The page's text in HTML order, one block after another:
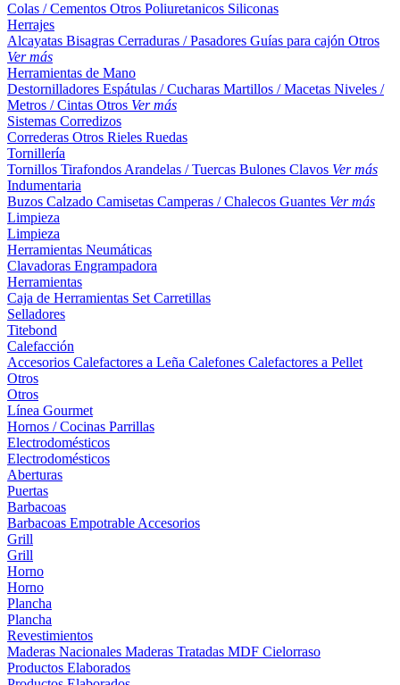
Colas / Cementos Otros Poliuretanicos Siliconas
Herrajes
Alcayatas Bisagras Cerraduras / Pasadores Guías para cajón Otros
Ver más
Herramientas de Mano
Destornilladores Espátulas / Cucharas Martillos / Macetas Niveles /
Metros / Cintas Otros Ver más
Sistemas Corredizos
Correderas Otros Rieles Ruedas
Tornillería
Tornillos Tirafondos Arandelas / Tuercas Bulones Clavos Ver más
Indumentaria
Buzos Calzado Camisetas Camperas / Chalecos Guantes Ver más
Limpieza
Limpieza
Herramientas Neumáticas
Clavadoras Engrampadora
Herramientas
Caja de Herramientas Set Carretillas
Selladores
Titebond
Calefacción
Accesorios Calefactores a Leña Calefones Calefactores a Pellet
Otros
Otros
Línea Gourmet
Hornos / Cocinas Parrillas
Electrodomésticos
Electrodomésticos
Aberturas
Puertas
Barbacoas
Barbacoas Empotrable Accesorios
Grill
Grill
Horno
Horno
Plancha
Plancha
Revestimientos
Maderas Nacionales Maderas Tratadas MDF Cielorraso
Productos Elaborados